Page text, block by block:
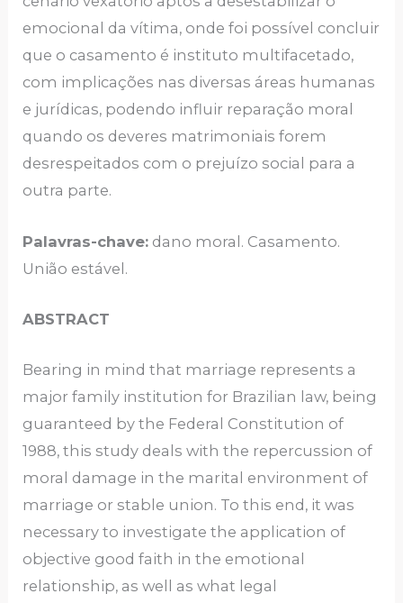
emocional da vítima, onde foi possível concluir
que o casamento é instituto multifacetado,
com implicações nas diversas áreas humanas
e jurídicas, podendo influir reparação moral
quando os deveres matrimoniais forem
desrespeitados com o prejuízo social para a
outra parte.
Palavras-chave: dano moral. Casamento.
União estável.
ABSTRACT
Bearing in mind that marriage represents a
major family institution for Brazilian law, being
guaranteed by the Federal Constitution of
1988, this study deals with the repercussion of
moral damage in the marital environment of
marriage or stable union. To this end, it was
necessary to investigate the application of
objective good faith in the emotional
relationship, as well as what legal